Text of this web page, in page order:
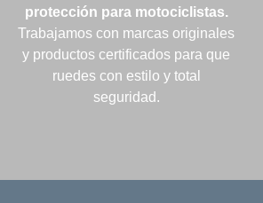
protección para motociclistas.
Trabajamos con marcas originales
y productos certificados para que
ruedes con estilo y total
seguridad.